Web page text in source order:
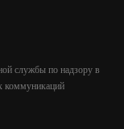
службы по надзору в
коммуникаций